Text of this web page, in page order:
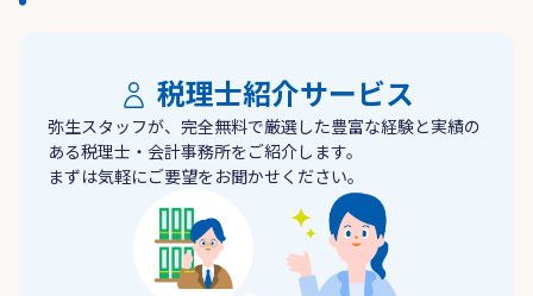
税理士紹介サービス
弥生スタッフが、完全無料で厳選した豊富な経験と実績の
ある税理士・会計事務所をご紹介します。
まずは気軽にご要望をお聞かせください。